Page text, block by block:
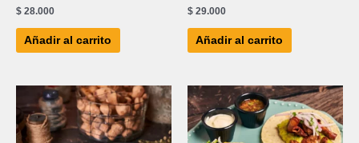
$ 28.000
Añadir al carrito
$ 29.000
Añadir al carrito